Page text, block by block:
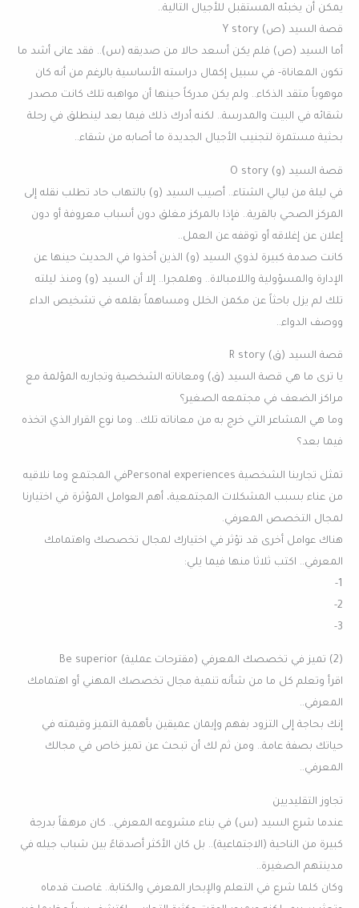
يمكن أن يخبئه المستقبل للأجيال التالية..
قصة السيد (ص) Y story
أما السيد (ص) فلم يكن أسعد حالا من صديقه (س).. فقد عانى أشد ما
تكون المعاناة- في سبيل إكمال دراسته الأساسية بالرغم من أنه كان
موهوباً متقد الذكاء.. ولم يكن مدركاً حينها أن مواهبه تلك كانت مصدر
شقائه في البيت والمدرسة.. لكنه أدرك ذلك فيما بعد لينطلق في رحلة
بحثية مستمرة لتجنيب الأجيال الجديدة ما أصابه من شقاء..
قصة السيد (و) O story
في ليلة من ليالي الشتاء.. أصيب السيد (و) بالتهاب حاد تطلب نقله إلى
المركز الصحي بالقرية.. فإذا بالمركز مغلق دون أسباب معروفة أو دون
إعلان عن إغلاقه أو توقفه عن العمل..
كانت صدمة كبيرة لذوي السيد (و) الذين أخذوا في الحديث حينها عن
الإدارة والمسؤولية واللامبالاة.. وهلمجرا.. إلا أن السيد (و) ومنذ ليلته
تلك لم يزل باحثاً عن مكمن الخلل ومساهماً بقلمه في تشخيص الداء
ووصف الدواء..
قصة السيد (ق) R story
يا ترى ما هي قصة السيد (ق) ومعاناته الشخصية وتجاربه المؤلمة مع
مراكز الضعف في مجتمعه الصغير؟
وما هي المشاعر التي خرج به من معاناته تلك.. وما نوع القرار الذي اتخذه
فيما بعد؟
تمثل تجاربنا الشخصية Personal experiencesفي المجتمع وما نلاقيه
من عناء بسبب المشكلات المجتمعية، أهم العوامل المؤثرة في اختيارنا
لمجال التخصص المعرفي.
هناك عوامل أخرى قد تؤثر في اختيارك لمجال تخصصك واهتمامك
المعرفي.. اكتب ثلاثا منها فيما يلي:
1-
2-
3-
(2) تميز في تخصصك المعرفي (مقترحات عملية) Be superior
اقرأ وتعلم كل ما من شأنه تنمية مجال تخصصك المهني أو اهتمامك
المعرفي..
إنك بحاجة إلى التزود بفهم وإيمان عميقين بأهمية التميز وقيمته في
حياتك بصفة عامة.. ومن ثم لك أن تبحث عن تميز خاص في مجالك
المعرفي..
تجاوز التقليديين
عندما شرع السيد (س) في بناء مشروعه المعرفي.. كان مرهـقاً بدرجة
كبيرة من الناحية (الاجتماعية).. بل كان الأكثر أصدقاءً بين شباب جيله في
مدينتهم الصغيرة..
وكان كلما شرع في التعلم والإبحار المعرفي والكتابة.. غاصت قدماه